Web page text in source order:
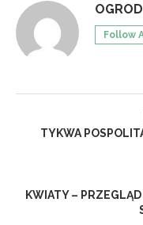
Follow
TYKWA
KWIATY –